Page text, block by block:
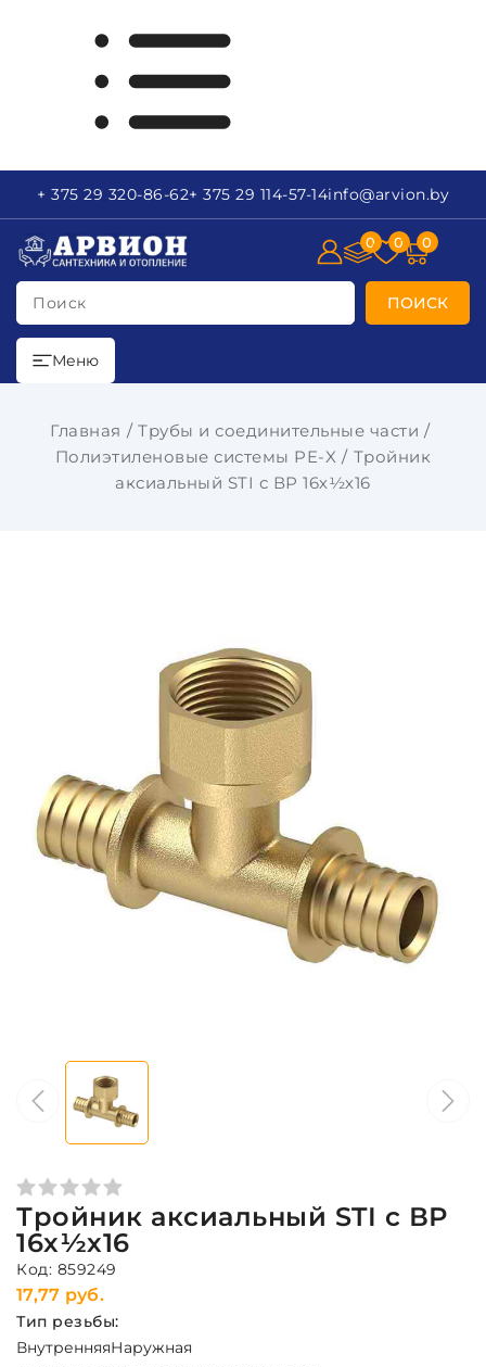
+ 375 29 320-86-62+ 375 29 114-57-14info@arvion.by
Поиск ПОИСК
0 0 0
Меню
Главная
Трубы и соединительные части
Полиэтиленовые системы PE-X
Тройник
аксиальный STI с ВР 16х½х16
Тройник аксиальный STI с ВР
16х½х16
Код: 859249
17,77 руб.
Тип резьбы:
ВнутренняяНаружная